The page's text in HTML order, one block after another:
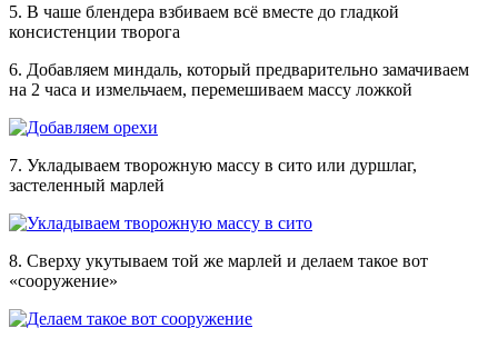
5. В чаше блендера взбиваем всё вместе до гладкой
консистенции творога
6. Добавляем миндаль, который предварительно замачиваем
на 2 часа и измельчаем, перемешиваем массу ложкой
7. Укладываем творожную массу в сито или дуршлаг,
застеленный марлей
8. Сверху укутываем той же марлей и делаем такое вот
«сооружение»